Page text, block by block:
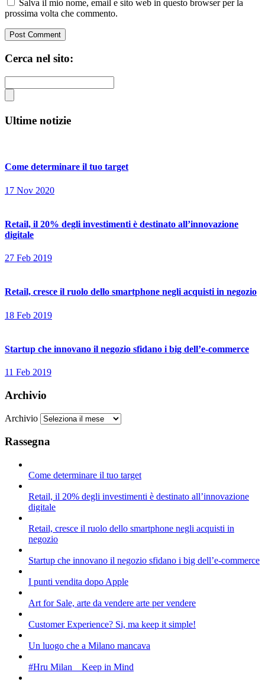
Salva il mio nome, email e sito web in questo browser per la
prossima volta che commento.
Cerca nel sito:
Ultime notizie
Come determinare il tuo target
17 Nov 2020
Retail, il 20% degli investimenti è destinato all’innovazione
digitale
27 Feb 2019
Retail, cresce il ruolo dello smartphone negli acquisti in negozio
18 Feb 2019
Startup che innovano il negozio sfidano i big dell’e-commerce
11 Feb 2019
Archivio
Archivio
Rassegna
Come determinare il tuo target
Retail, il 20% degli investimenti è destinato all’innovazione
digitale
Retail, cresce il ruolo dello smartphone negli acquisti in
negozio
Startup che innovano il negozio sfidano i big dell’e-commerce
I punti vendita dopo Apple
Art for Sale, arte da vendere arte per vendere
Customer Experience? Si, ma keep it simple!
Un luogo che a Milano mancava
#Hru Milan _ Keep in Mind